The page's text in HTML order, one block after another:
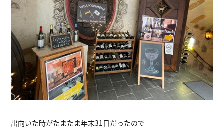
出向いた時がたまたま年末31日だったので